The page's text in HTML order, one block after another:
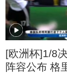
[欧洲杯]1/8
阵容公布 格